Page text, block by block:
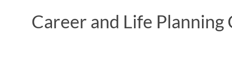
Career and Life